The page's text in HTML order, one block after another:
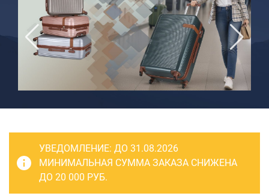
Бьюти-кейсы
САКВОЯЖИ
РАСПРОДАЖА
Сумки
Сумки колесные
Сумки спортивные
Сумки деловые
Сумки поясные
Сумки пляжные
УВЕДОМЛЕНИЕ: ДО 31.08.2026
МИНИМАЛЬНАЯ СУММА ЗАКАЗА СНИЖЕНА
ДО 20 000 РУБ.